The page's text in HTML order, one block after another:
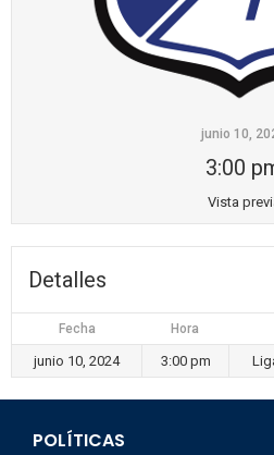
junio 10,
3:00
Vista
Detalles
Fecha Hora
junio 10, 2024 3:00 pm
POLÍTICAS